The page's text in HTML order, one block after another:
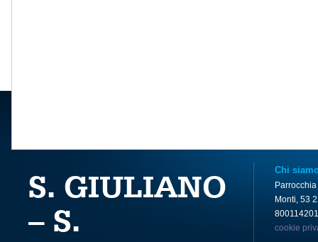
S. GIULIANO
– S.
Chi
Monti, 53
cookie